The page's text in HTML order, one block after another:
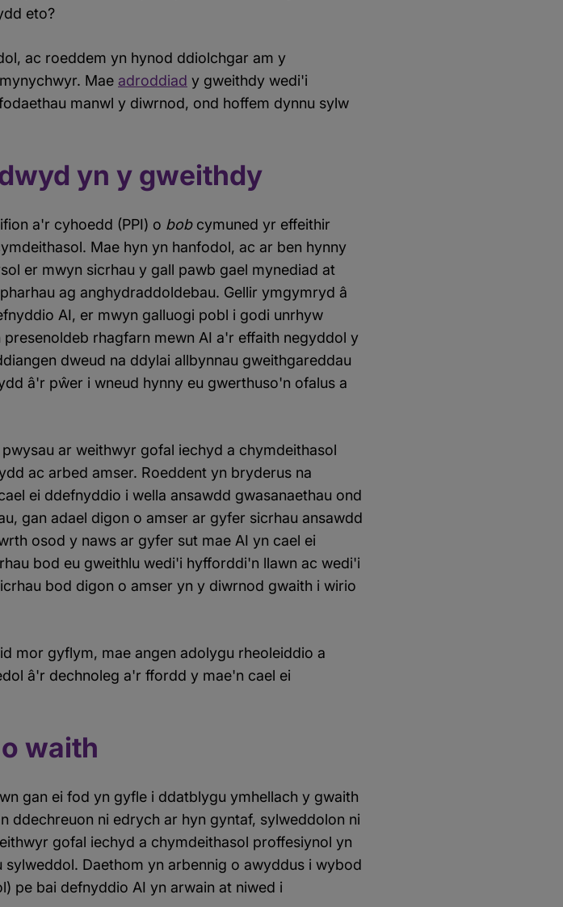
eto?
ac roeddem yn hynod ddiolchgar am y
Mae adroddiad y gweithdy wedi'i
manwl y diwrnod, ond hoffem dynnu sylw
yn y gweithdy
a'r cyhoedd (PPI) o bobcymuned yr effeithir
Mae hyn yn hanfodol, ac ar ben hynny
er mwyn sicrhau y gall pawb gael mynediad at
ag anghydraddoldebau. Gellir ymgymryd â
AI, er mwyn galluogi pobl i godi unrhyw
rhagfarn mewn AI a'r effaith negyddol y
dweud na ddylai allbynnau gweithgareddau
â'r pŵer i wneud hynny eu gwerthuso'n ofalus a
ar weithwyr gofal iechyd a chymdeithasol
ac arbed amser. Roeddent yn bryderus na
ei ddefnyddio i wella ansawdd gwasanaethau ond
gan adael digon o amser ar gyfer sicrhau ansawdd
osod y naws ar gyfer sut mae AI yn cael ei
bod eu gweithlu wedi'i hyfforddi'n llawn ac wedi'i
bod digon o amser yn y diwrnod gwaith i wirio
mor gyflym, mae angen adolygu rheoleiddio a
â'r dechnoleg a'r ffordd y mae'n cael ei
waith
gan ei fod yn gyfle i ddatblygu ymhellach y gwaith
ddechreuon ni edrych ar hyn gyntaf, sylweddolon ni
gofal iechyd a chymdeithasol proffesiynol yn
Daethom yn arbennig o awyddus i wybod
pe bai defnyddio AI yn arwain at niwed i